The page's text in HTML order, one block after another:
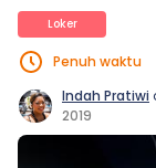
Loker
Penuh waktu
Indah Pratiwi
2019